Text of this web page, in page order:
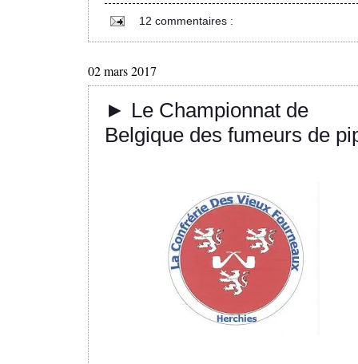
12 commentaires :
02 mars 2017
► Le Championnat de
Belgique des fumeurs de